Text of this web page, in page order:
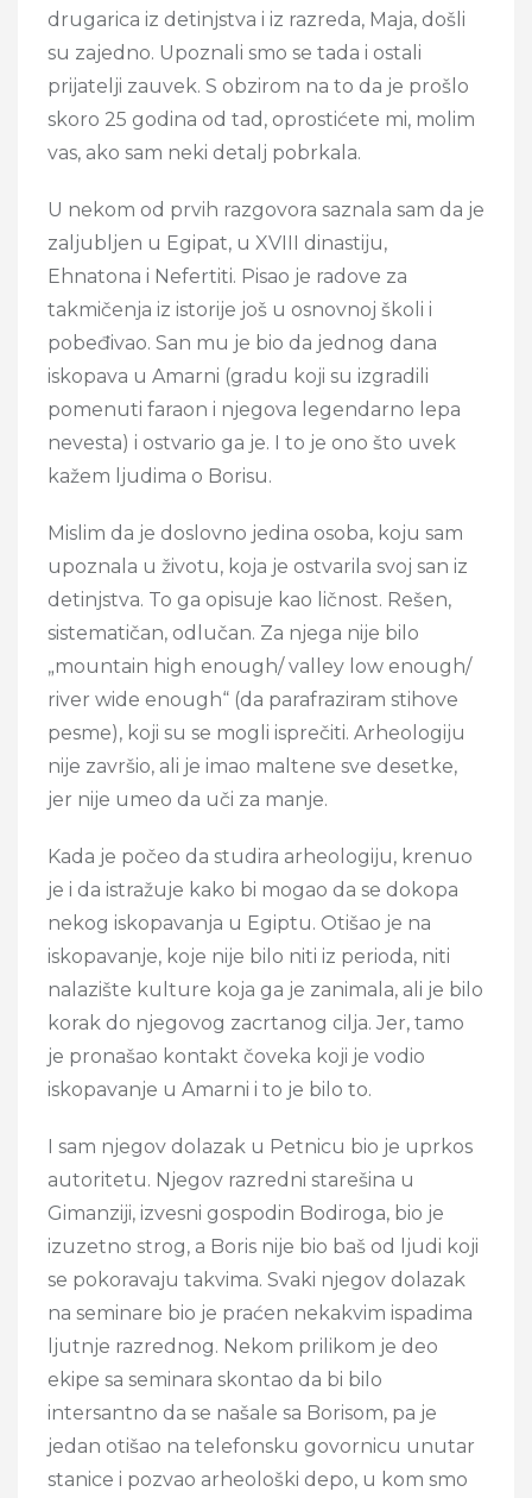
drugarica iz detinjstva i iz razreda, Maja, došli
su zajedno. Upoznali smo se tada i ostali
prijatelji zauvek. S obzirom na to da je prošlo
skoro 25 godina od tad, oprostićete mi, molim
vas, ako sam neki detalj pobrkala.
U nekom od prvih razgovora saznala sam da je
zaljubljen u Egipat, u XVIII dinastiju,
Ehnatona i Nefertiti. Pisao je radove za
takmičenja iz istorije još u osnovnoj školi i
pobeđivao. San mu je bio da jednog dana
iskopava u Amarni (gradu koji su izgradili
pomenuti faraon i njegova legendarno lepa
nevesta) i ostvario ga je. I to je ono što uvek
kažem ljudima o Borisu.
Mislim da je doslovno jedina osoba, koju sam
upoznala u životu, koja je ostvarila svoj san iz
detinjstva. To ga opisuje kao ličnost. Rešen,
sistematičan, odlučan. Za njega nije bilo
„mountain high enough/ valley low enough/
river wide enough“ (da parafraziram stihove
pesme), koji su se mogli isprečiti. Arheologiju
nije završio, ali je imao maltene sve desetke,
jer nije umeo da uči za manje.
Kada je počeo da studira arheologiju, krenuo
je i da istražuje kako bi mogao da se dokopa
nekog iskopavanja u Egiptu. Otišao je na
iskopavanje, koje nije bilo niti iz perioda, niti
nalazište kulture koja ga je zanimala, ali je bilo
korak do njegovog zacrtanog cilja. Jer, tamo
je pronašao kontakt čoveka koji je vodio
iskopavanje u Amarni i to je bilo to.
I sam njegov dolazak u Petnicu bio je uprkos
autoritetu. Njegov razredni starešina u
Gimanziji, izvesni gospodin Bodiroga, bio je
izuzetno strog, a Boris nije bio baš od ljudi koji
se pokoravaju takvima. Svaki njegov dolazak
na seminare bio je praćen nekakvim ispadima
ljutnje razrednog. Nekom prilikom je deo
ekipe sa seminara skontao da bi bilo
intersantno da se našale sa Borisom, pa je
jedan otišao na telefonsku govornicu unutar
stanice i pozvao arheološki depo, u kom smo